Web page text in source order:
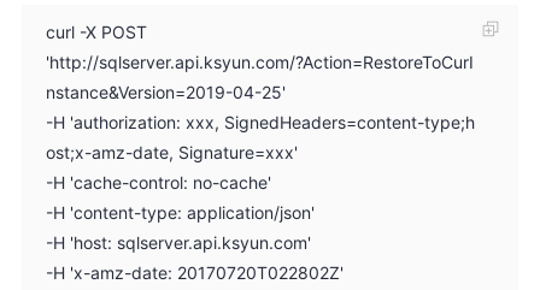
curl -X POST
'http://sqlserver.api.ksyun.com/?Action=RestoreToCurI
nstance&Version=2019-04-25'
-H 'authorization: xxx, SignedHeaders=content-type;h
ost;x-amz-date, Signature=xxx'
-H 'cache-control: no-cache'
-H 'content-type: application/json'
-H 'host: sqlserver.api.ksyun.com'
-H 'x-amz-date: 20170720T022802Z'